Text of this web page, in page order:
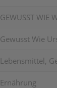
GEWUSST WIE
Gewusst Wie
Lebensmittel,
Ernährung